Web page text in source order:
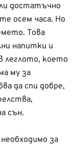
достатъчно
осем часа. Но
Това
напитки и
леглото, което
му за
да спи добре,
сън.
за